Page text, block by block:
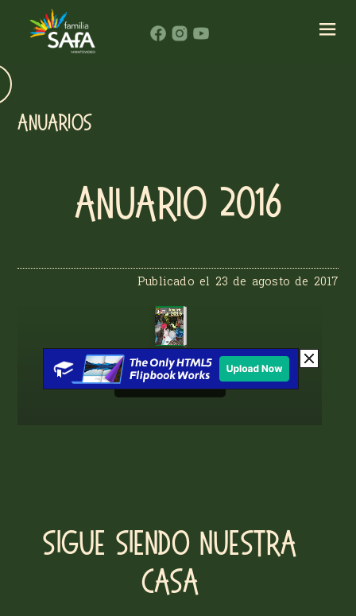
ANUARIOS
Anuario 2016
Publicado el 23 de agosto de 2017
Sigue siendo nuestra
casa